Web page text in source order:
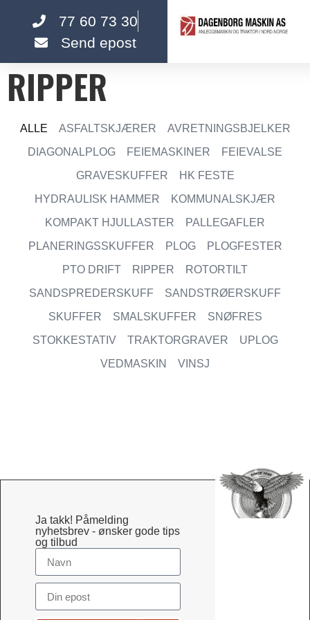
innholdet
77 60 73 30
Send epost
RIPPER
ASFALTSKJÆRER
AVRETNINGSBJELKER
DIAGONALPLOG
FEIEMASKINER
FEIEVALSE
GRAVESKUFFER
HK FESTE
HYDRAULISK HAMMER
KOMMUNALSKJÆR
KOMPAKT HJULLASTER
PALLEGAFLER
PLANERINGSSKUFFER
PLOG
PLOGFESTER
PTO DRIFT
RIPPER
ROTORTILT
SANDSPREDERSKUFF
SANDSTRØERSKUFF
SKUFFER
SMALSKUFFER
SNØFRES
STOKKESTATIV
TRAKTORGRAVER
UPLOG
VEDMASKIN
VINSJ
ALLE
Ja takk! Påmelding
nyhetsbrev - ønsker gode tips
og tilbud